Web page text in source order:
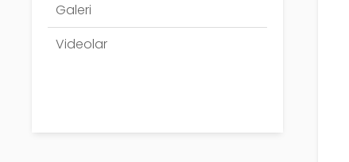
Galeri
Videolar